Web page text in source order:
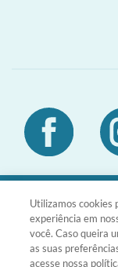
DIA
1601
Utilizamos cookies
experiência em
você. Caso queira
as suas
acesse nossa